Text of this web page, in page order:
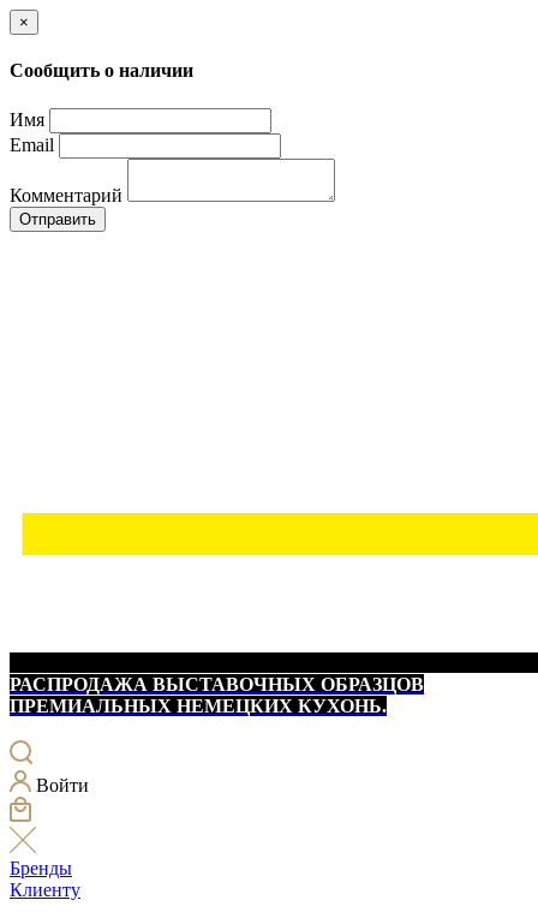
×
Сообщить о наличии
Имя
Email
Комментарий
Отправить
РАСПРОДАЖА ВЫСТАВОЧНЫХ ОБРАЗЦОВ
ПРЕМИАЛЬНЫХ НЕМЕЦКИХ КУХОНЬ.
Войти
Бренды
Клиенту